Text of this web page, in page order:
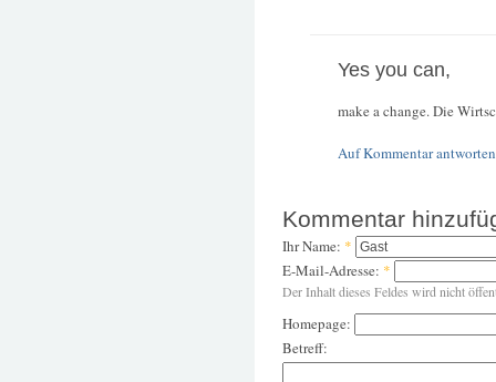
Yes you can,
make a change. Die
Auf Kommentar antworten
Kommentar
Ihr Name: *
E-Mail-Adresse: *
Der Inhalt dieses Feldes wird nicht
Homepage:
Betreff: